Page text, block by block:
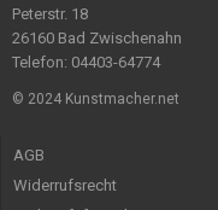
Peterstr. 18
26160 Bad Zwischenahn
Telefon: 04403-64774
© 2024 Kunstmacher.net
AGB
Widerrufsrecht